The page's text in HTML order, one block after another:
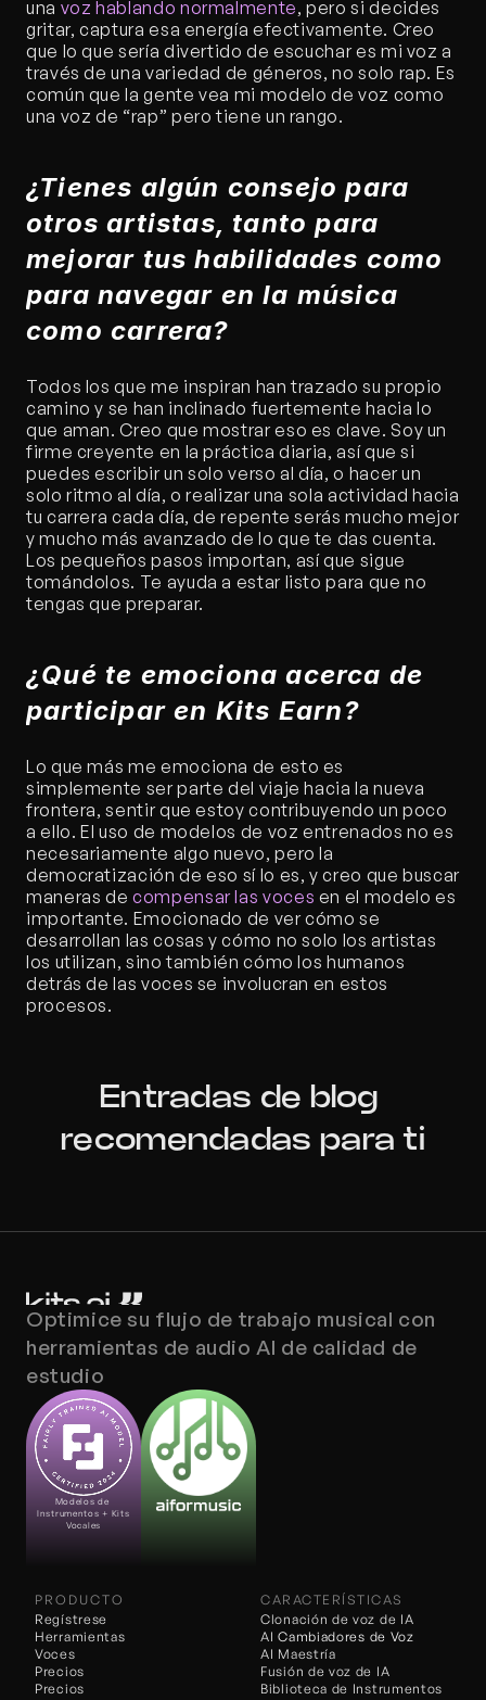
una voz hablando normalmente, pero si decides
gritar, captura esa energía efectivamente. Creo
que lo que sería divertido de escuchar es mi voz a
través de una variedad de géneros, no solo rap. Es
común que la gente vea mi modelo de voz como
una voz de “rap” pero tiene un rango.
¿Tienes algún consejo para
otros artistas, tanto para
mejorar tus habilidades como
para navegar en la música
como carrera?
Todos los que me inspiran han trazado su propio
camino y se han inclinado fuertemente hacia lo
que aman. Creo que mostrar eso es clave. Soy un
firme creyente en la práctica diaria, así que si
puedes escribir un solo verso al día, o hacer un
solo ritmo al día, o realizar una sola actividad hacia
tu carrera cada día, de repente serás mucho mejor
y mucho más avanzado de lo que te das cuenta.
Los pequeños pasos importan, así que sigue
tomándolos. Te ayuda a estar listo para que no
tengas que preparar.
¿Qué te emociona acerca de
participar en Kits Earn?
Lo que más me emociona de esto es
simplemente ser parte del viaje hacia la nueva
frontera, sentir que estoy contribuyendo un poco
a ello. El uso de modelos de voz entrenados no es
necesariamente algo nuevo, pero la
democratización de eso sí lo es, y creo que buscar
maneras de compensar las voces en el modelo es
importante. Emocionado de ver cómo se
desarrollan las cosas y cómo no solo los artistas
los utilizan, sino también cómo los humanos
detrás de las voces se involucran en estos
procesos.
Entradas de blog
recomendadas para ti
Optimice su flujo de trabajo musical con
herramientas de audio AI de calidad de
estudio
Modelos de
Instrumentos + Kits
Vocales
PRODUCTO
Regístrese
Herramientas
Voces
Precios
Precios
CARACTERÍSTICAS
Clonación de voz de IA
Fusión de voz de IA
AI Cambiadores de Voz
AI Maestría
Biblioteca de Instrumentos